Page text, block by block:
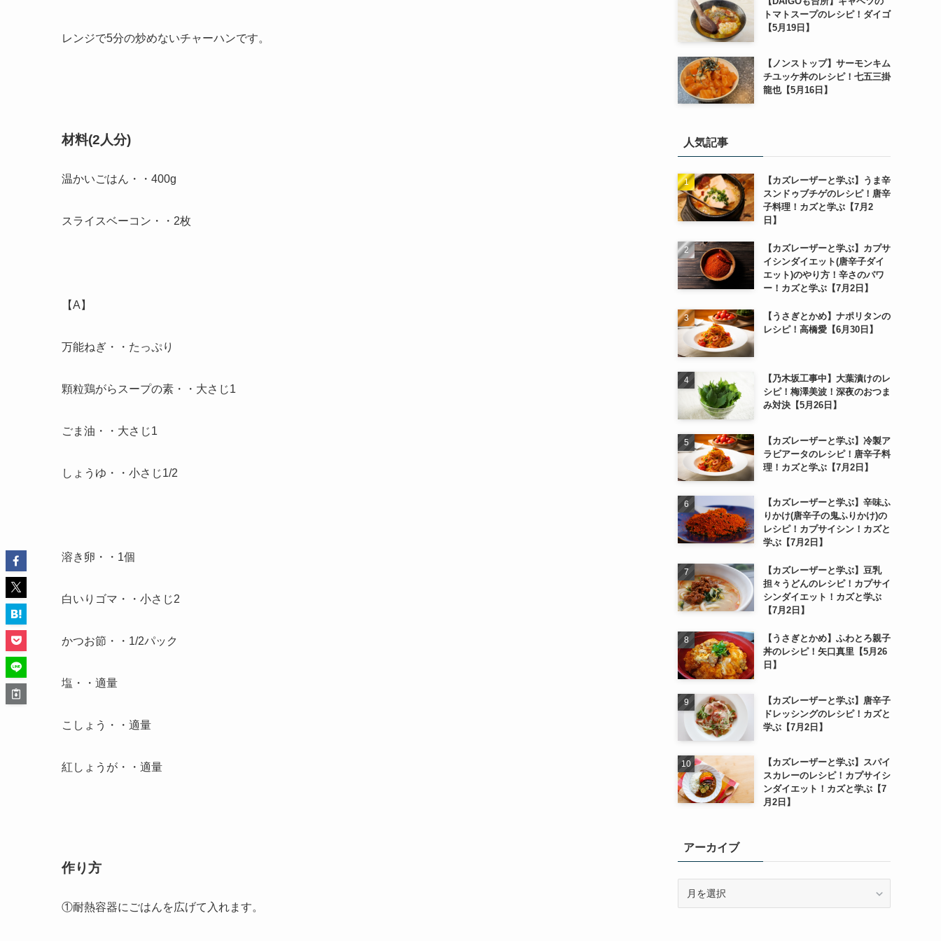
レンジで5分の炒めないチャーハンです。
材料(2人分)
温かいごはん・・400g
スライスベーコン・・2枚
【A】
万能ねぎ・・たっぷり
顆粒鶏がらスープの素・・大さじ1
ごま油・・大さじ1
しょうゆ・・小さじ1/2
溶き卵・・1個
白いりゴマ・・小さじ2
かつお節・・1/2パック
塩・・適量
こしょう・・適量
紅しょうが・・適量
作り方
①耐熱容器にごはんを広げて入れます。
トマトスープのレシピ！ダイゴ
【5月19日】
【ノンストップ】サーモンキム
チユッケ丼のレシピ！七五三掛
龍也【5月16日】
人気記事
【カズレーザーと学ぶ】うま辛
スンドゥブチゲのレシピ！唐辛
子料理！カズと学ぶ【7月2
日】
【カズレーザーと学ぶ】カプサ
イシンダイエット(唐辛子ダイ
エット)のやり方！辛さのパワ
ー！カズと学ぶ【7月2日】
【うさぎとかめ】ナポリタンの
レシピ！高橋愛【6月30日】
【乃木坂工事中】大葉漬けのレ
シピ！梅澤美波！深夜のおつま
み対決【5月26日】
【カズレーザーと学ぶ】冷製ア
ラビアータのレシピ！唐辛子料
理！カズと学ぶ【7月2日】
【カズレーザーと学ぶ】辛味ふ
りかけ(唐辛子の鬼ふりかけ)の
レシピ！カプサイシン！カズと
学ぶ【7月2日】
【カズレーザーと学ぶ】豆乳
担々うどんのレシピ！カプサイ
シンダイエット！カズと学ぶ
【7月2日】
【うさぎとかめ】ふわとろ親子
丼のレシピ！矢口真里【5月26
日】
【カズレーザーと学ぶ】唐辛子
ドレッシングのレシピ！カズと
学ぶ【7月2日】
【カズレーザーと学ぶ】スパイ
スカレーのレシピ！カプサイシ
ンダイエット！カズと学ぶ【7
月2日】
アーカイブ